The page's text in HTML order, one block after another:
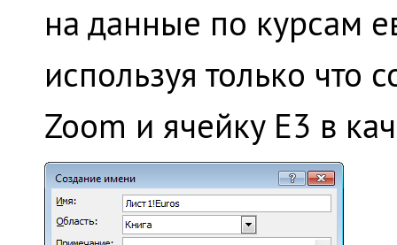
на данные по курсам
используя только что
Zoom и ячейку E3 в